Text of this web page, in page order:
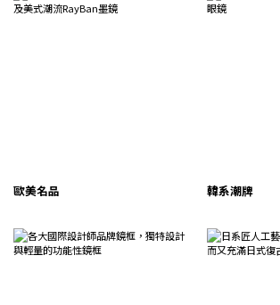
歐美名品 韓系潮牌